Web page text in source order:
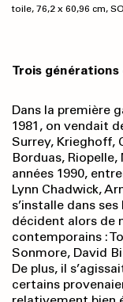
toile, 76,2 x 60,96 cm,
Trois
Dans la première
1981, on vendait
Surrey, Krieghoff,
Borduas,
années 1990,
Lynn Chadwick,
s’installe dans
décident alors de
contemporains :
Sonmore, David
De plus, il
certains